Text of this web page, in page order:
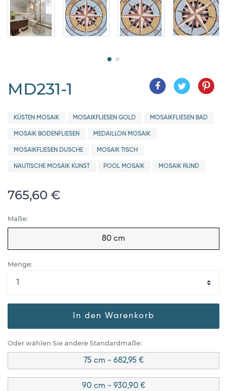
MD231-1
KÜSTEN MOSAIK MOSAIKFLIESEN GOLD MOSAIKFLIESEN BAD
MOSAIK BODENFLIESEN MEDAILLON MOSAIK
MOSAIKFLIESEN DUSCHE MOSAIK TISCH
NAUTISCHE MOSAIK KUNST POOL MOSAIK MOSAIK RUND
765,60 €
Maße:
80 cm
Menge:
In den Warenkorb
Oder wählen Sie andere Standardmaße:
75 cm - 682,95 €
90 cm - 930,90 €